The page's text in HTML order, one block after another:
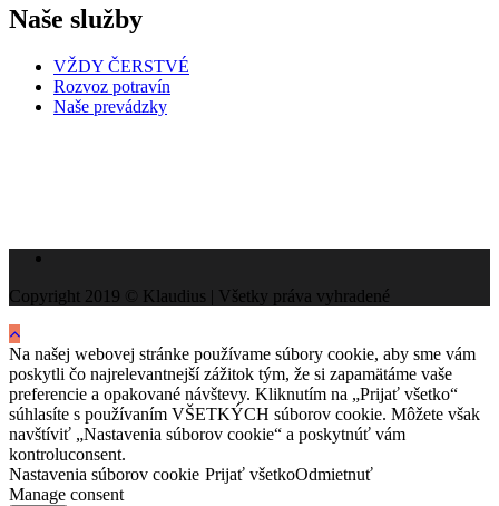
Naše služby
VŽDY ČERSTVÉ
Rozvoz potravín
Naše prevádzky
Copyright 2019 © Klaudius | Všetky práva vyhradené
Na našej webovej stránke používame súbory cookie, aby sme vám
poskytli čo najrelevantnejší zážitok tým, že si zapamätáme vaše
preferencie a opakované návštevy. Kliknutím na „Prijať všetko“
súhlasíte s používaním VŠETKÝCH súborov cookie. Môžete však
navštíviť „Nastavenia súborov cookie“ a poskytnúť vám
kontroluconsent.
Nastavenia súborov cookie Prijať všetkoOdmietnuť
Manage consent